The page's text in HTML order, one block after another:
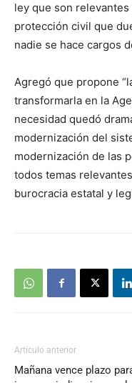
ley que son
protección civil que
nadie se hace cargos
Agregó que propone
transformarla en la
necesidad quedó
modernización del
modernización de las
todos temas
burocracia estatal y
Artículo anterior
Mañana vence plazo